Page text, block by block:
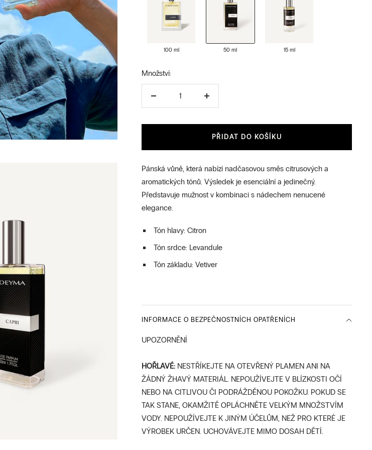
100 ml 50 ml 15 ml
Množství:
PŘIDAT DO KOŠÍKU
Pánská vůně, která nabízí nadčasovou směs citrusových a
aromatických tónů. Výsledek je esenciální a jedinečný.
Představuje mužnost v kombinaci s nádechem nenucené
elegance.
Tón hlavy: Citron
Tón srdce: Levandule
Tón základu: Vetiver
INFORMACE O BEZPEČNOSTNÍCH OPATŘENÍCH
UPOZORNĚNÍ
HOŘLAVÉ: NESTŘÍKEJTE NA OTEVŘENÝ PLAMEN ANI NA
ŽÁDNÝ ŽHAVÝ MATERIÁL. NEPOUŽÍVEJTE V BLÍZKOSTI OČÍ
NEBO NA CITLIVOU ČI PODRÁŽDĚNOU POKOŽKU. POKUD SE
TAK STANE, OKAMŽITĚ OPLÁCHNĚTE VELKÝM MNOŽSTVÍM
VODY. NEPOUŽÍVEJTE K JINÝM ÚČELŮM, NEŽ PRO KTERÉ JE
VÝROBEK URČEN. UCHOVÁVEJTE MIMO DOSAH DĚTÍ.